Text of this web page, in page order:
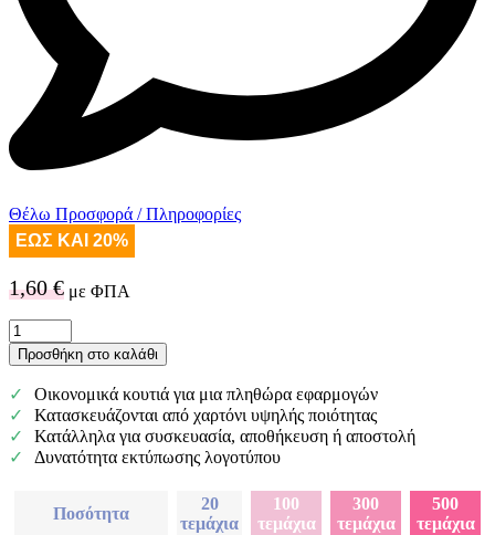
Θέλω Προσφορά / Πληροφορίες
ΕΩΣ ΚΑΙ 20%
1,60€ με ΦΠΑ
Χαρτοκιβώτιο
50
x
30
x
40
cm
5φυλλο
Προσθήκη στο καλάθι
Οικονομικά κουτιά για μια πληθώρα εφαρμογών
Κατασκευάζονται από χαρτόνι υψηλής ποιότητας
Κατάλληλα για συσκευασία, αποθήκευση ή αποστολή
Δυνατότητα εκτύπωσης λογοτύπου
Ποσότητα
20
τεμάχια
100
τεμάχια
300
τεμάχια
500
τεμάχια